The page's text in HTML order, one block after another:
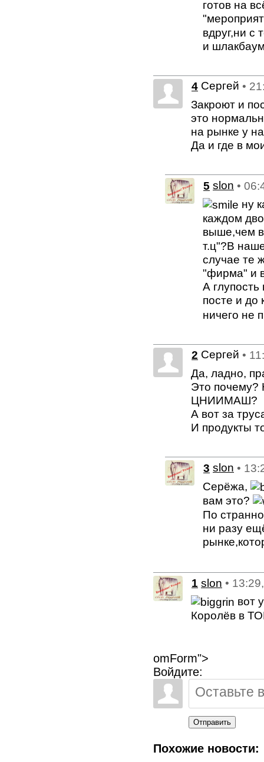
готов на
вдруг,ни с
и
4 Сергей •
Закроют и
это
на рынке у
Да и где в
5 slon •
ну
каждом
выше,чем
т.ц"?В
случае те
"фирма" и
А
посте и до
ничего не
2 Сергей •
Да, ладно,
Это почему?
ЦНИИМАШ?
А вот за
И продукты
3 slon •
Серёжа,
вам это?
По
ни разу
1 slon •
вот
Королёв в
omForm">
Войдите:
Отправить
Похожие новости: